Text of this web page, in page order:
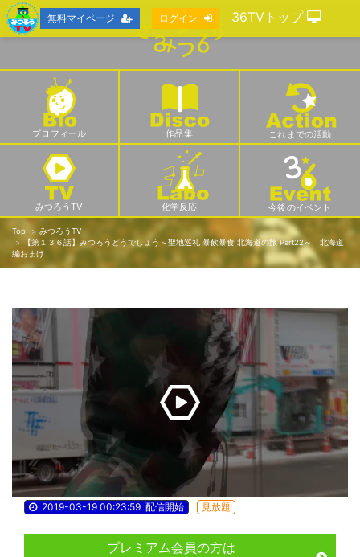
プロフィール 作品集 これまでの活動
みつろうTV 化学反応 今後のイベント
Top
みつろうTV
【第１３６話】みつろうどうでしょう～聖地巡礼 暴飲暴食 北海道の旅 Part22～ 北海道
編おまけ
2019-03-19 00:23:59 配信開始 見放題
プレミアム会員の方は
無料マイページ ログイン 36TVトップ